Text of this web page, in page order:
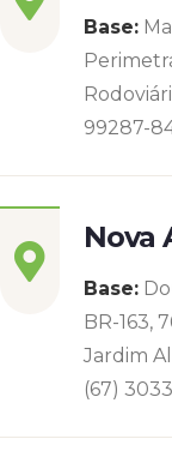
Base:
99287-
Nova
Base:
BR-163,
Jardim
(67)